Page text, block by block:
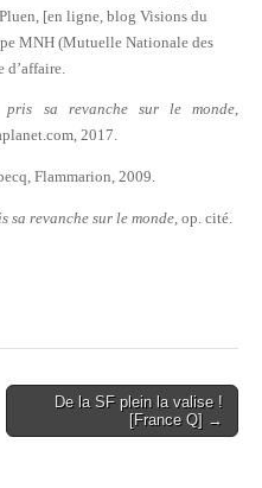
[en ligne, blog Visions du
MNH (Mutuelle Nationale des
pris sa revanche sur le monde,
2017.
Flammarion, 2009.
sa revanche sur le monde , op. cité.
De la SF plein la valise !
[France Q] →